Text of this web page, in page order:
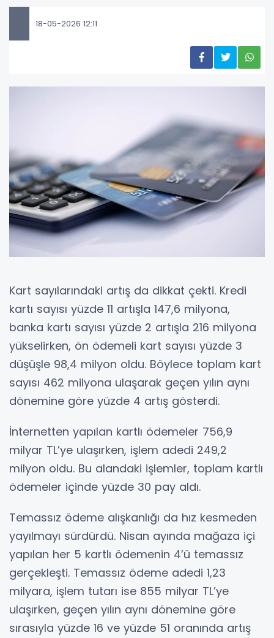
18-05-2026 12:11
Kart sayılarındaki artış da dikkat çekti. Kredi
kartı sayısı yüzde 11 artışla 147,6 milyona,
banka kartı sayısı yüzde 2 artışla 216 milyona
yükselirken, ön ödemeli kart sayısı yüzde 3
düşüşle 98,4 milyon oldu. Böylece toplam kart
sayısı 462 milyona ulaşarak geçen yılın aynı
dönemine göre yüzde 4 artış gösterdi.
İnternetten yapılan kartlı ödemeler 756,9
milyar TL’ye ulaşırken, işlem adedi 249,2
milyon oldu. Bu alandaki işlemler, toplam kartlı
ödemeler içinde yüzde 30 pay aldı.
Temassız ödeme alışkanlığı da hız kesmeden
yayılmayı sürdürdü. Nisan ayında mağaza içi
yapılan her 5 kartlı ödemenin 4’ü temassız
gerçekleşti. Temassız ödeme adedi 1,23
milyara, işlem tutarı ise 855 milyar TL’ye
ulaşırken, geçen yılın aynı dönemine göre
sırasıyla yüzde 16 ve yüzde 51 oranında artış